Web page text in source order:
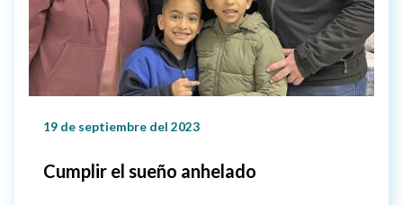
19 de septiembre del 2023
Cumplir el sueño anhelado